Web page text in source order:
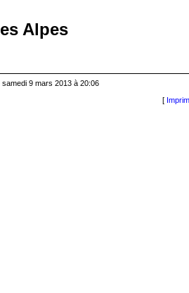
Alpes
9 mars 2013 à 20:06
[